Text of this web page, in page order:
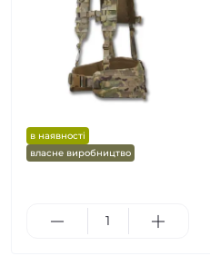
в наявності
власне виробництво